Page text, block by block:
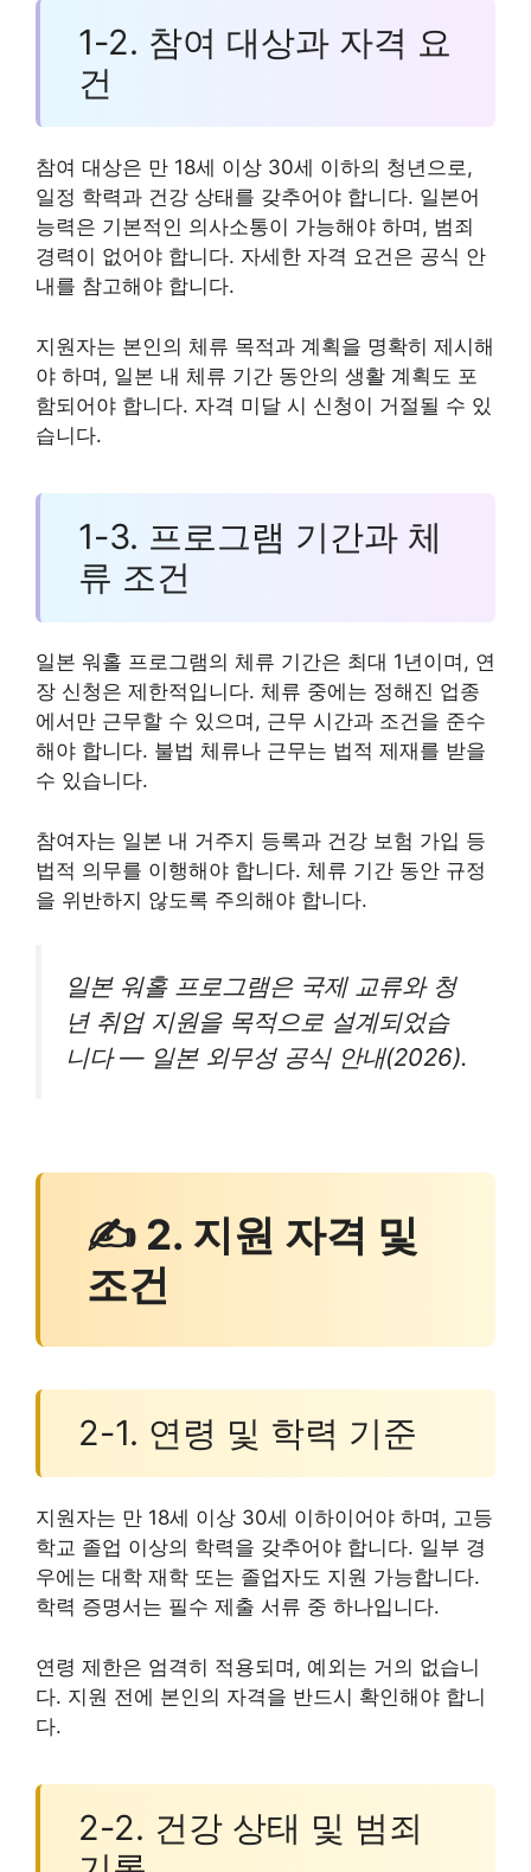
1-2. 참여 대상과 자격 요
건
참여 대상은 만 18세 이상 30세 이하의 청년으로,
일정 학력과 건강 상태를 갖추어야 합니다. 일본어
능력은 기본적인 의사소통이 가능해야 하며, 범죄
경력이 없어야 합니다. 자세한 자격 요건은 공식 안
내를 참고해야 합니다.
지원자는 본인의 체류 목적과 계획을 명확히 제시해
야 하며, 일본 내 체류 기간 동안의 생활 계획도 포
함되어야 합니다. 자격 미달 시 신청이 거절될 수 있
습니다.
1-3. 프로그램 기간과 체
류 조건
일본 워홀 프로그램의 체류 기간은 최대 1년이며, 연
장 신청은 제한적입니다. 체류 중에는 정해진 업종
에서만 근무할 수 있으며, 근무 시간과 조건을 준수
해야 합니다. 불법 체류나 근무는 법적 제재를 받을
수 있습니다.
참여자는 일본 내 거주지 등록과 건강 보험 가입 등
법적 의무를 이행해야 합니다. 체류 기간 동안 규정
을 위반하지 않도록 주의해야 합니다.
일본 워홀 프로그램은 국제 교류와 청
년 취업 지원을 목적으로 설계되었습
니다 — 일본 외무성 공식 안내(2026).
✍ 2. 지원 자격 및
조건
2-1. 연령 및 학력 기준
지원자는 만 18세 이상 30세 이하이어야 하며, 고등
학교 졸업 이상의 학력을 갖추어야 합니다. 일부 경
우에는 대학 재학 또는 졸업자도 지원 가능합니다.
학력 증명서는 필수 제출 서류 중 하나입니다.
연령 제한은 엄격히 적용되며, 예외는 거의 없습니
다. 지원 전에 본인의 자격을 반드시 확인해야 합니
다.
2-2. 건강 상태 및 범죄